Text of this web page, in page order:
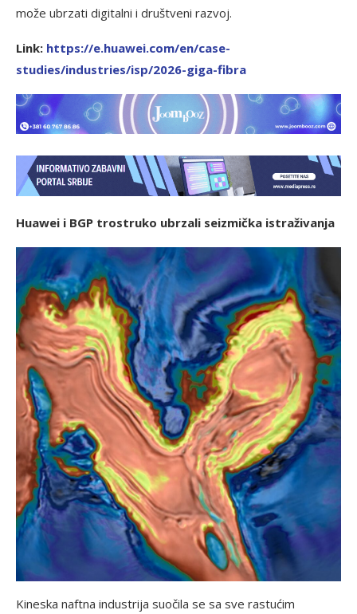
može ubrzati digitalni i društveni razvoj.
Link: https://e.huawei.com/en/case-
studies/industries/isp/2026-giga-fibra
Huawei i BGP trostruko ubrzali seizmička istraživanja
Kineska naftna industrija suočila se sa sve rastućim